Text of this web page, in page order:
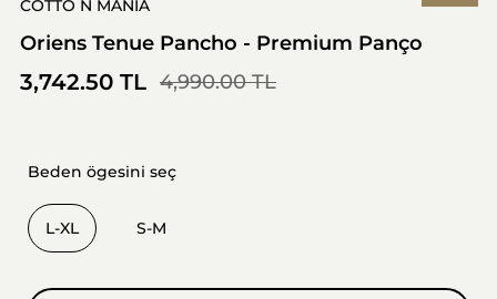
COTTO N MANIA
Oriens Tenue Pancho - Premium Panço
3,742.50 TL 4,990.00 TL
Beden ögesini seç
L-XL S-M